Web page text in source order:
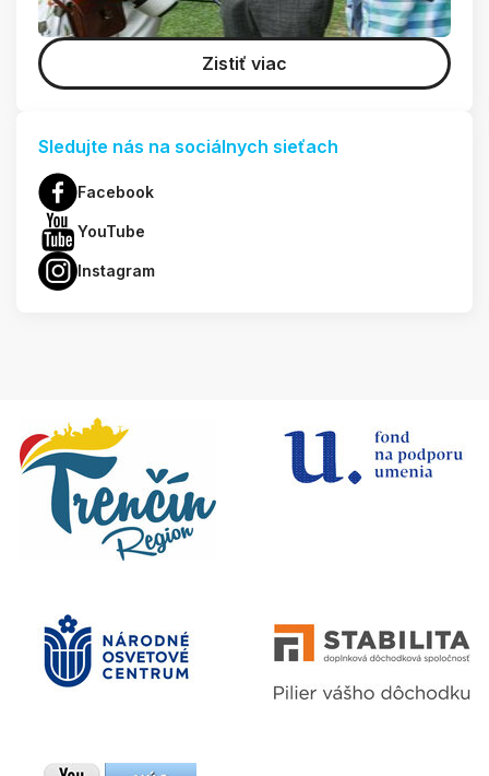
Zistiť viac
Sledujte nás na sociálnych sieťach
Facebook
YouTube
Instagram